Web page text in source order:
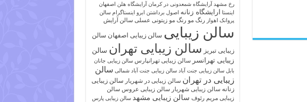
رخ مشهد
آرایشگاه شمعدونی در کرمان آرایشگاه هلن اصفهان
اینستا ارایشگاه زنانه اصول برداشتن ابرو
اینستاگرام سالن
پروانک اهواز
رنگ مو رنگ مو زیتونی عسلی سالن آرایش
سالن زیبایی سالن زیبایی اصفهان سالن
زیبایی تبریز سالن زیبایی تهران سالن
زیبایی تهرانسر سالن زیبایی تهرانپارس سالن زیبایی جانان
بابل سالن زیبایی جنت آباد سالن زیبایی جنت آباد شمالی سالن
زیبایی در تهران سالن زیبایی در شهریار سالن زیبایی
زنانه سالن زیبایی شهریار سالن زیبایی عروس سالن
زیبایی مریم رئوف سالن زیبایی مشهد سالن زیبایی پارس